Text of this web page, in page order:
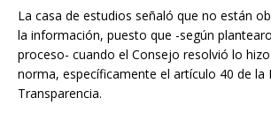
La casa de estudios señaló que no están
la información, puesto que -según
proceso- cuando el Consejo resolvió lo
norma, específicamente el artículo 40 de la
Transparencia.